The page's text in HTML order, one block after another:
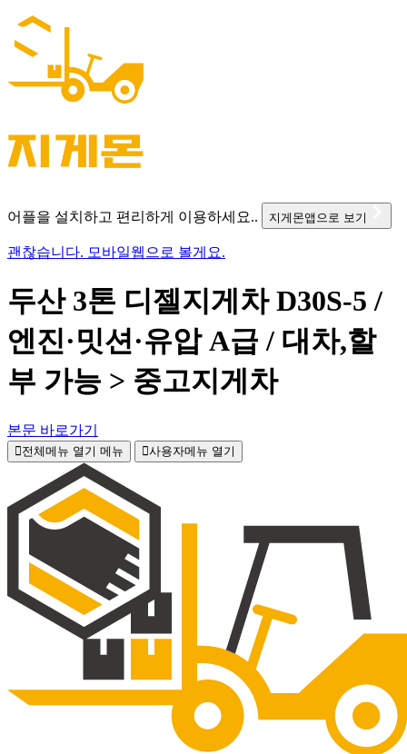
어플을 설치하고 편리하게 이용하세요.. 지게몬앱으로 보기
괜찮습니다. 모바일웹으로 볼게요.
두산 3톤 디젤지게차 D30S-5 /
엔진·밋션·유압 A급 / 대차,할
부 가능 > 중고지게차
본문 바로가기
전체메뉴 열기 메뉴 사용자메뉴 열기